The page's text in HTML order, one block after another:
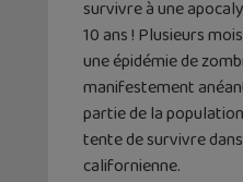
survivre à une
10 ans ! Plusieurs
une épidémie de
manifestement
partie de la
tente de survivre
californienne.